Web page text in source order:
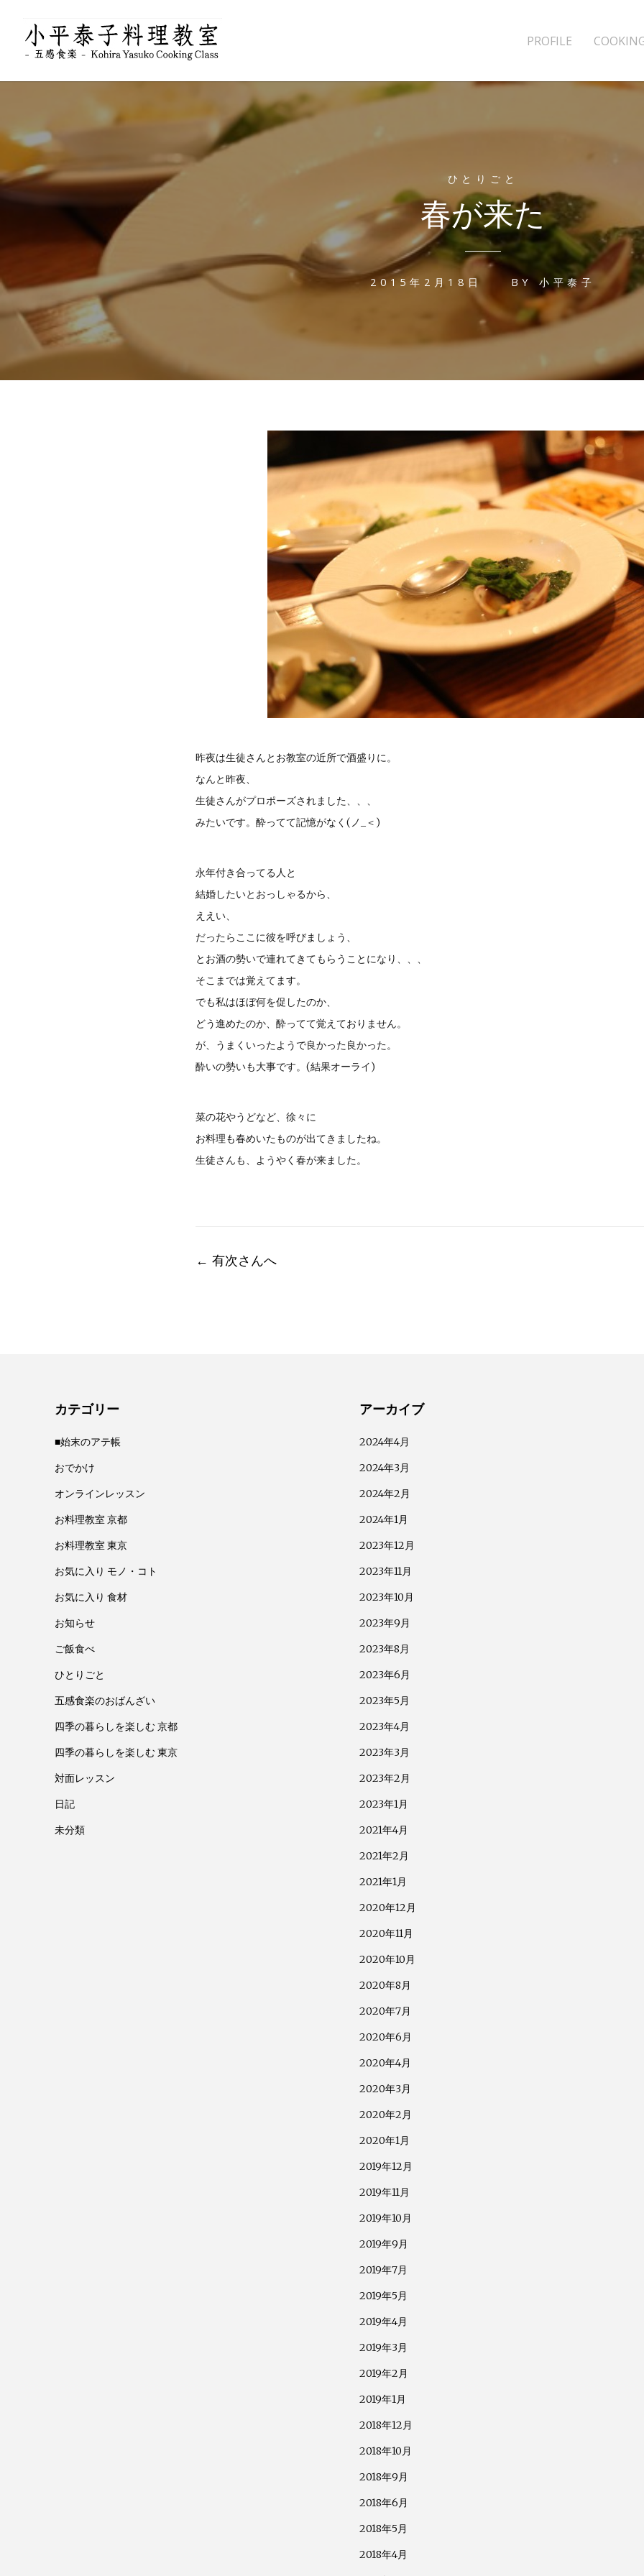
PROFILE
ひとりごと
春が来た
2015年2月18日 BY 小平泰子
昨夜は生徒さんとお教室の近所で酒盛りに。
なんと昨夜、
生徒さんがプロポーズされました、、、
みたいです。酔ってて記憶がなく(ノ_＜)
永年付き合ってる人と
結婚したいとおっしゃるから、
ええい、
だったらここに彼を呼びましょう、
とお酒の勢いで連れてきてもらうことになり、、、
そこまでは覚えてます。
でも私はほぼ何を促したのか、
どう進めたのか、酔ってて覚えておりません。
が、うまくいったようで良かった良かった。
酔いの勢いも大事です。(結果オーライ)
菜の花やうどなど、徐々に
お料理も春めいたものが出てきましたね。
生徒さんも、ようやく春が来ました。
← 有次さんへ
カテゴリー
■始末のアテ帳
おでかけ
オンラインレッスン
お料理教室 京都
お料理教室 東京
お気に入り モノ・コト
お気に入り 食材
お知らせ
ご飯食べ
ひとりごと
五感食楽のおばんざい
四季の暮らしを楽しむ 京都
四季の暮らしを楽しむ 東京
対面レッスン
日記
未分類
アーカイブ
2024年4月
2024年3月
2024年2月
2024年1月
2023年12月
2023年11月
2023年10月
2023年9月
2023年8月
2023年6月
2023年5月
2023年4月
2023年3月
2023年2月
2023年1月
2021年4月
2021年2月
2021年1月
2020年12月
2020年11月
2020年10月
2020年8月
2020年7月
2020年6月
2020年4月
2020年3月
2020年2月
2020年1月
2019年12月
2019年11月
2019年10月
2019年9月
2019年7月
2019年5月
2019年4月
2019年3月
2019年2月
2019年1月
2018年12月
2018年10月
2018年9月
2018年6月
2018年5月
2018年4月